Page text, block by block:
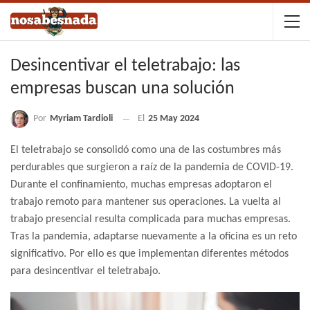
Desincentivar el teletrabajo: las
empresas buscan una solución
Por Myriam Tardioli El 25 May 2024
El teletrabajo se consolidó como una de las costumbres más
perdurables que surgieron a raíz de la pandemia de COVID-19.
Durante el confinamiento, muchas empresas adoptaron el
trabajo remoto para mantener sus operaciones. La vuelta al
trabajo presencial resulta complicada para muchas empresas.
Tras la pandemia, adaptarse nuevamente a la oficina es un reto
significativo. Por ello es que implementan diferentes métodos
para desincentivar el teletrabajo.